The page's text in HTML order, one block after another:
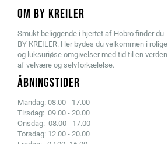
OM BY KREILER
Smukt beliggende i hjertet af Hobro finder du
BY KREILER. Her bydes du velkommen i rolige
og luksuriøse omgivelser med tid til en verden
af velvære og selvforkælelse.
ÅBNINGSTIDER
Mandag: 08.00 - 17.00
Tirsdag: 09.00 - 20.00
Onsdag: 08.00 - 17.00
Torsdag: 12.00 - 20.00